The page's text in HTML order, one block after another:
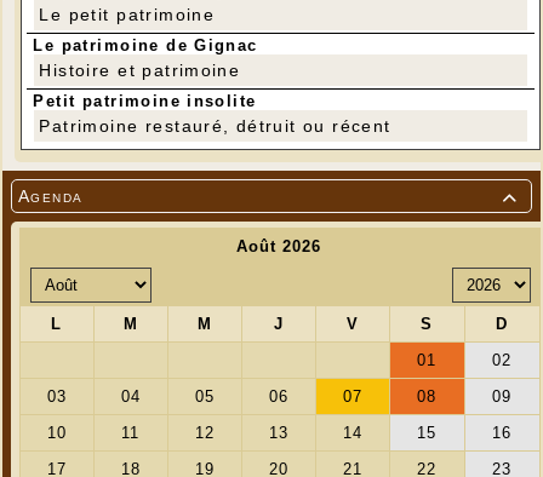

Agenda
Au 1er plan : René Vayssié (Puy Lambert)
De gauche à droite, au 2ème plan : Pierre Lestrade,
Yves Delpy, Yves Delsol, Georges Mourlhou, Louis
Laval, Elie Roussel, Georges Delclau, Jean-Baptiste
Delpy, Charles Rol
Le petit patrimoine
Le patrimoine de Gignac
Histoire et patrimoine
Petit patrimoine insolite
Patrimoine restauré, détruit ou récent